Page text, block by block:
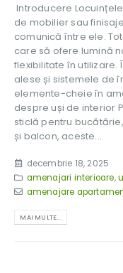
Introducere
de mobilier sau
comunică între ele.
care să ofere lumină
flexibilitate în utilizare.
alese și sistemele de
elemente-cheie în
despre uși de interior
sticlă pentru
și balcon, aceste...
decembrie 18, 2025
amenajari interioare,
amenajare
MAI MULTE...